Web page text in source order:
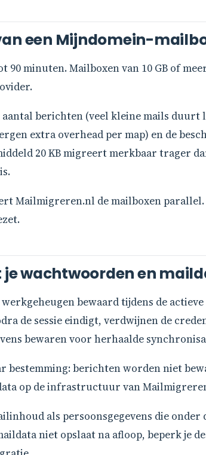
een Mijndomein-
90 minuten. Mailboxen van 10 GB of
berichten (veel kleine mails
extra overhead per map) en de
20 KB migreert merkbaar trager
Mailmigreren.nl de mailboxen parallel.
wachtwoorden en
bewaard tijdens de
de sessie eindigt, verdwijnen de
bewaren voor herhaalde
berichten worden niet
op de infrastructuur van
als persoonsgegevens die onder
niet opslaat na afloop, beperk je